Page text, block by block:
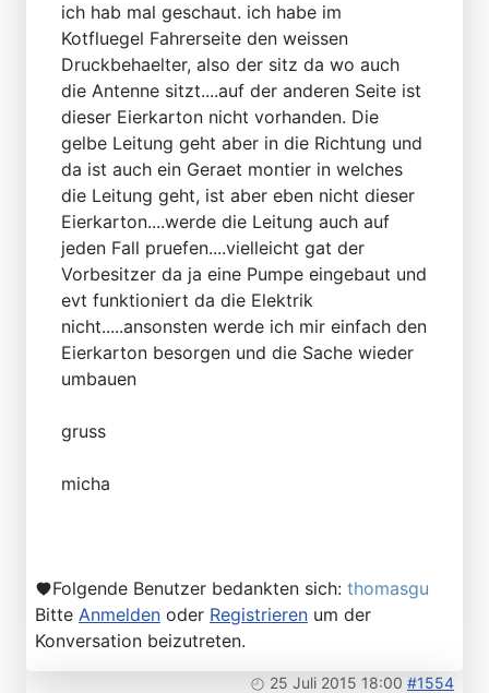
ich hab mal geschaut. ich habe im
Kotfluegel Fahrerseite den weissen
Druckbehaelter, also der sitz da wo auch
die Antenne sitzt....auf der anderen Seite ist
dieser Eierkarton nicht vorhanden. Die
gelbe Leitung geht aber in die Richtung und
da ist auch ein Geraet montier in welches
die Leitung geht, ist aber eben nicht dieser
Eierkarton....werde die Leitung auch auf
jeden Fall pruefen....vielleicht gat der
Vorbesitzer da ja eine Pumpe eingebaut und
evt funktioniert da die Elektrik
nicht.....ansonsten werde ich mir einfach den
Eierkarton besorgen und die Sache wieder
umbauen
gruss
micha
Folgende Benutzer bedankten sich: thomasgu
Bitte Anmelden oder Registrieren um der
Konversation beizutreten.
25 Juli 2015 18:00 #1554